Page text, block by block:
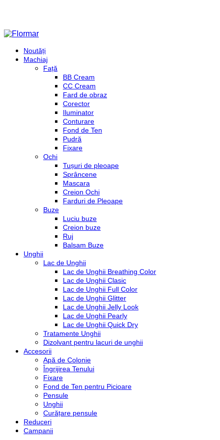
Noutăți
Machiaj
Față
BB Cream
CC Cream
Fard de obraz
Corector
Iluminator
Conturare
Fond de Ten
Pudră
Fixare
Ochi
Tușuri de pleoape
Sprâncene
Mascara
Creion Ochi
Farduri de Pleoape
Buze
Luciu buze
Creion buze
Ruj
Balsam Buze
Unghii
Lac de Unghii
Lac de Unghii Breathing Color
Lac de Unghii Clasic
Lac de Unghii Full Color
Lac de Unghii Glitter
Lac de Unghii Jelly Look
Lac de Unghii Pearly
Lac de Unghii Quick Dry
Tratamente Unghii
Dizolvant pentru lacuri de unghii
Accesorii
Apă de Colonie
Îngrijirea Tenului
Fixare
Fond de Ten pentru Picioare
Pensule
Unghii
Curățare pensule
Reduceri
Campanii